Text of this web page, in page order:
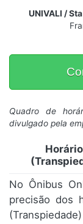
UNIVALI /
Quadro de
divulgado pela
No Ônibus
precisão dos